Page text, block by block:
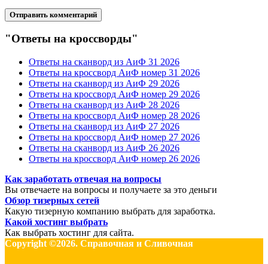
"Ответы на кроссворды"
Ответы на сканворд из АиФ 31 2026
Ответы на кроссворд АиФ номер 31 2026
Ответы на сканворд из АиФ 29 2026
Ответы на кроссворд АиФ номер 29 2026
Ответы на сканворд из АиФ 28 2026
Ответы на кроссворд АиФ номер 28 2026
Ответы на сканворд из АиФ 27 2026
Ответы на кроссворд АиФ номер 27 2026
Ответы на сканворд из АиФ 26 2026
Ответы на кроссворд АиФ номер 26 2026
Как заработать отвечая на вопросы
Вы отвечаете на вопросы и получаете за это деньги
Обзор тизерных сетей
Какую тизерную компанию выбрать для заработка.
Какой хостинг выбрать
Как выбрать хостинг для сайта.
Copyright ©2026. Справочная и Сливочная